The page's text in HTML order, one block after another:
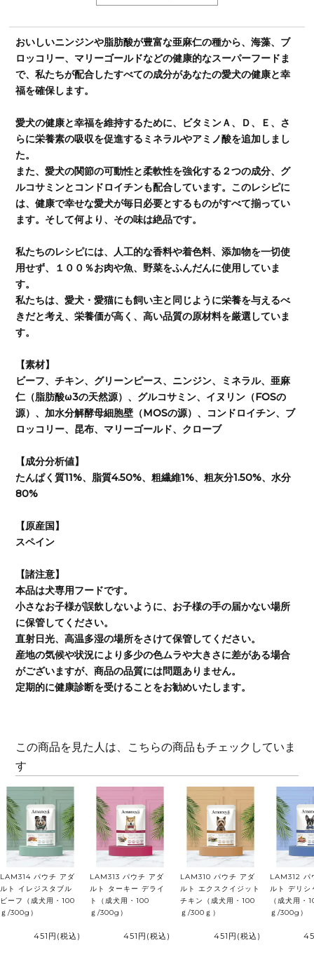
おいしいニンジンや脂肪酸が豊富な亜麻仁の種から、海藻、ブ
ロッコリー、マリーゴールドなどの健康的なスーパーフードま
で、私たちが配合したすべての成分があなたの愛犬の健康と幸
福を確保します。
愛犬の健康と幸福を維持するために、ビタミンＡ、Ｄ、Ｅ、さ
らに栄養素の吸収を促進するミネラルやアミノ酸を追加しまし
た。
また、愛犬の関節の可動性と柔軟性を強化する２つの成分、グ
ルコサミンとコンドロイチンも配合しています。このレシピに
は、健康で幸せな愛犬が毎日必要とするものがすべて揃ってい
ます。そして何より、その味は絶品です。
私たちのレシピには、人工的な香料や着色料、添加物を一切使
用せず、１００％お肉や魚、野菜をふんだんに使用していま
す。
私たちは、愛犬・愛猫にも飼い主と同じように栄養を与えるべ
きだと考え、栄養価が高く、高い品質の原材料を厳選していま
す。
【素材】
ビーフ、チキン、グリーンピース、ニンジン、ミネラル、亜麻
仁（脂肪酸ω3の天然源）、グルコサミン、イヌリン（FOSの
源）、加水分解酵母細胞壁（MOSの源）、コンドロイチン、ブ
ロッコリー、昆布、マリーゴールド、クローブ
【成分分析値】
たんぱく質11%、脂質4.50%、粗繊維1%、粗灰分1.50%、水分
80%
【原産国】
スペイン
【諸注意】
本品は犬専用フードです。
小さなお子様が誤飲しないように、お子様の手の届かない場所
に保管してください。
直射日光、高温多湿の場所をさけて保管してください。
産地の気候や状況により多少の色ムラや大きさに差がある場合
がございますが、商品の品質には問題ありません。
定期的に健康診断を受けることをお勧めいたします。
この商品を見た人は、こちらの商品もチェックしていま
す
LAM314 パウチ アダ
ルト イレジスタブル
ビーフ（成犬用・100
ｇ/300g）
451円 (税込)
LAM313 パウチ アダ
ルト ターキー デライ
ト（成犬用・100
ｇ/300g）
451円 (税込)
LAM310 パウチ アダ
ルト エクスクイジット
チキン（成犬用・100
ｇ/300ｇ）
451円 (税込)
LAM312 パ
ルト デリシ
（成犬用・
ｇ/300g）